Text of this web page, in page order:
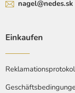
nagel@nedes.sk
Einkaufen